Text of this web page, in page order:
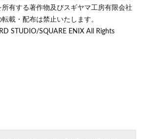
有する著作物及びスギヤマ工房有限会社
載・配布は禁止いたします。
STUDIO/SQUARE ENIX All Rights